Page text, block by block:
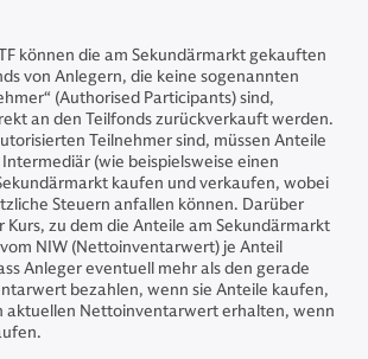
können die am Sekundärmarkt gekauften
von Anlegern, die keine sogenannten
(Authorised Participants) sind,
an den Teilfonds zurückverkauft werden.
Teilnehmer sind, müssen Anteile
(wie beispielsweise einen
kaufen und verkaufen, wobei
Steuern anfallen können. Darüber
Kurs, zu dem die Anteile am Sekundärmarkt
NIW (Nettoinventarwert) je Anteil
Anleger eventuell mehr als den gerade
bezahlen, wenn sie Anteile kaufen,
aktuellen Nettoinventarwert erhalten, wenn